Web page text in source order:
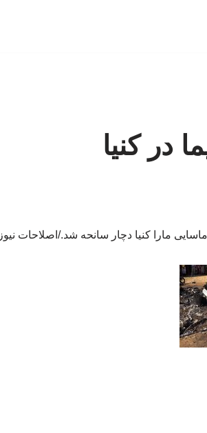
در کنیا
مارا کنیا دچار سانحه شد./اصلاحات نیوز